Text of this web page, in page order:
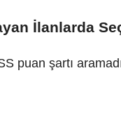
İlanlarda
puan şartı